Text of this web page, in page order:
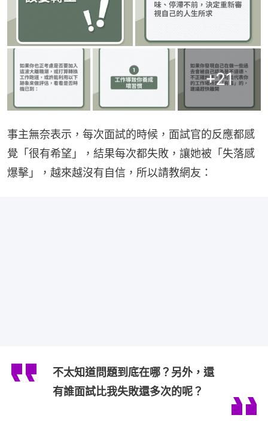
+21
事主無奈表示，每次面試的時候，面試官的反應都感
覺「很有希望」，結果每次都失敗，讓她被「失落感
爆擊」，越來越沒有自信，所以請教網友：
不太知道問題到底在哪？另外，還
有誰面試比我失敗還多次的呢？